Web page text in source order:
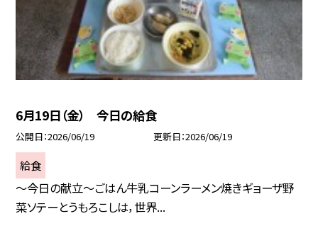
6月19日（金） 今日の給食
公開日 2026/06/19 更新日 2026/06/19
給食
～今日の献立～ごはん牛乳コーンラーメン焼きギョーザ野
菜ソテーとうもろこしは，世界...